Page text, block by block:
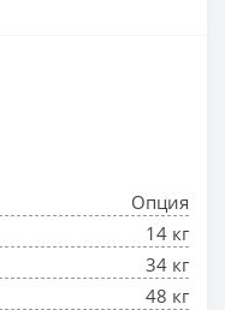
Опция
14 кг
34 кг
48 кг